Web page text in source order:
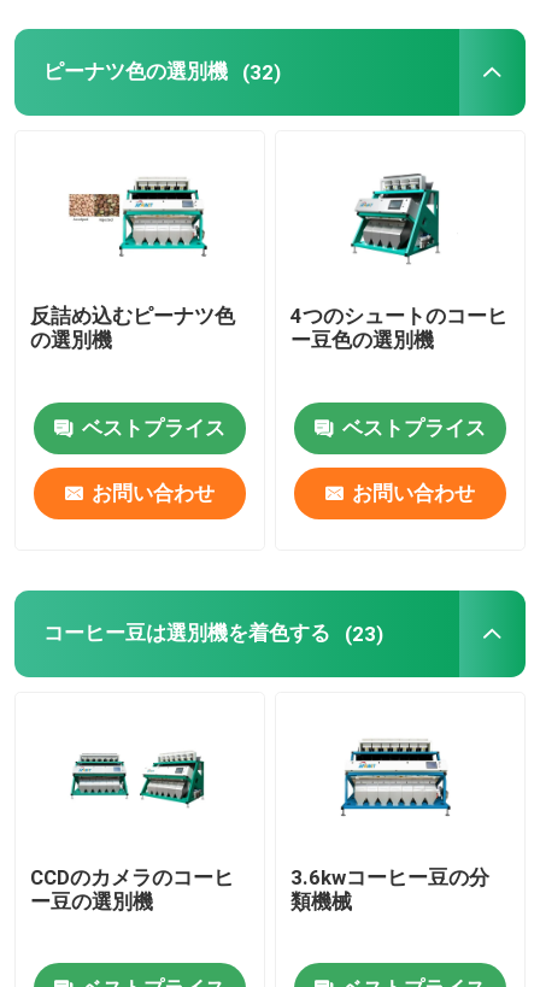
ピーナツ色の選別機 (32)
反詰め込むピーナツ色
の選別機
ベストプライス
お問い合わせ
4つのシュートのコーヒ
ー豆色の選別機
ベストプライス
お問い合わせ
コーヒー豆は選別機を着色する (23)
CCDのカメラのコーヒ
ー豆の選別機
3.6kwコーヒー豆の分
類機械